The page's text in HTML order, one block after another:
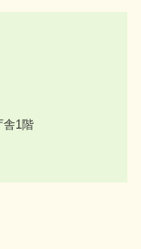
1階